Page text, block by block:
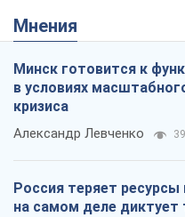
Мнения
Минск готовится к
в условиях
кризиса
Александр Левченко
Россия теряет ресурсы
на самом деле диктует